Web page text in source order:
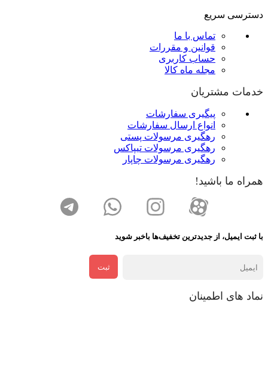
دسترسی سریع
تماس با ما
قوانین و مقررات
حساب کاربری
مجله ماه کالا
خدمات مشتریان
پیگیری سفارشات
انواع ارسال سفارشات
رهگیری مرسولات پستی
رهگیری مرسولات تیپاکس
رهگیری مرسولات چاپار
همراه ما باشید!
با ثبت ایمیل، از جدید‌ترین تخفیف‌ها با‌خبر شوید
ثبت
نماد های اطمینان